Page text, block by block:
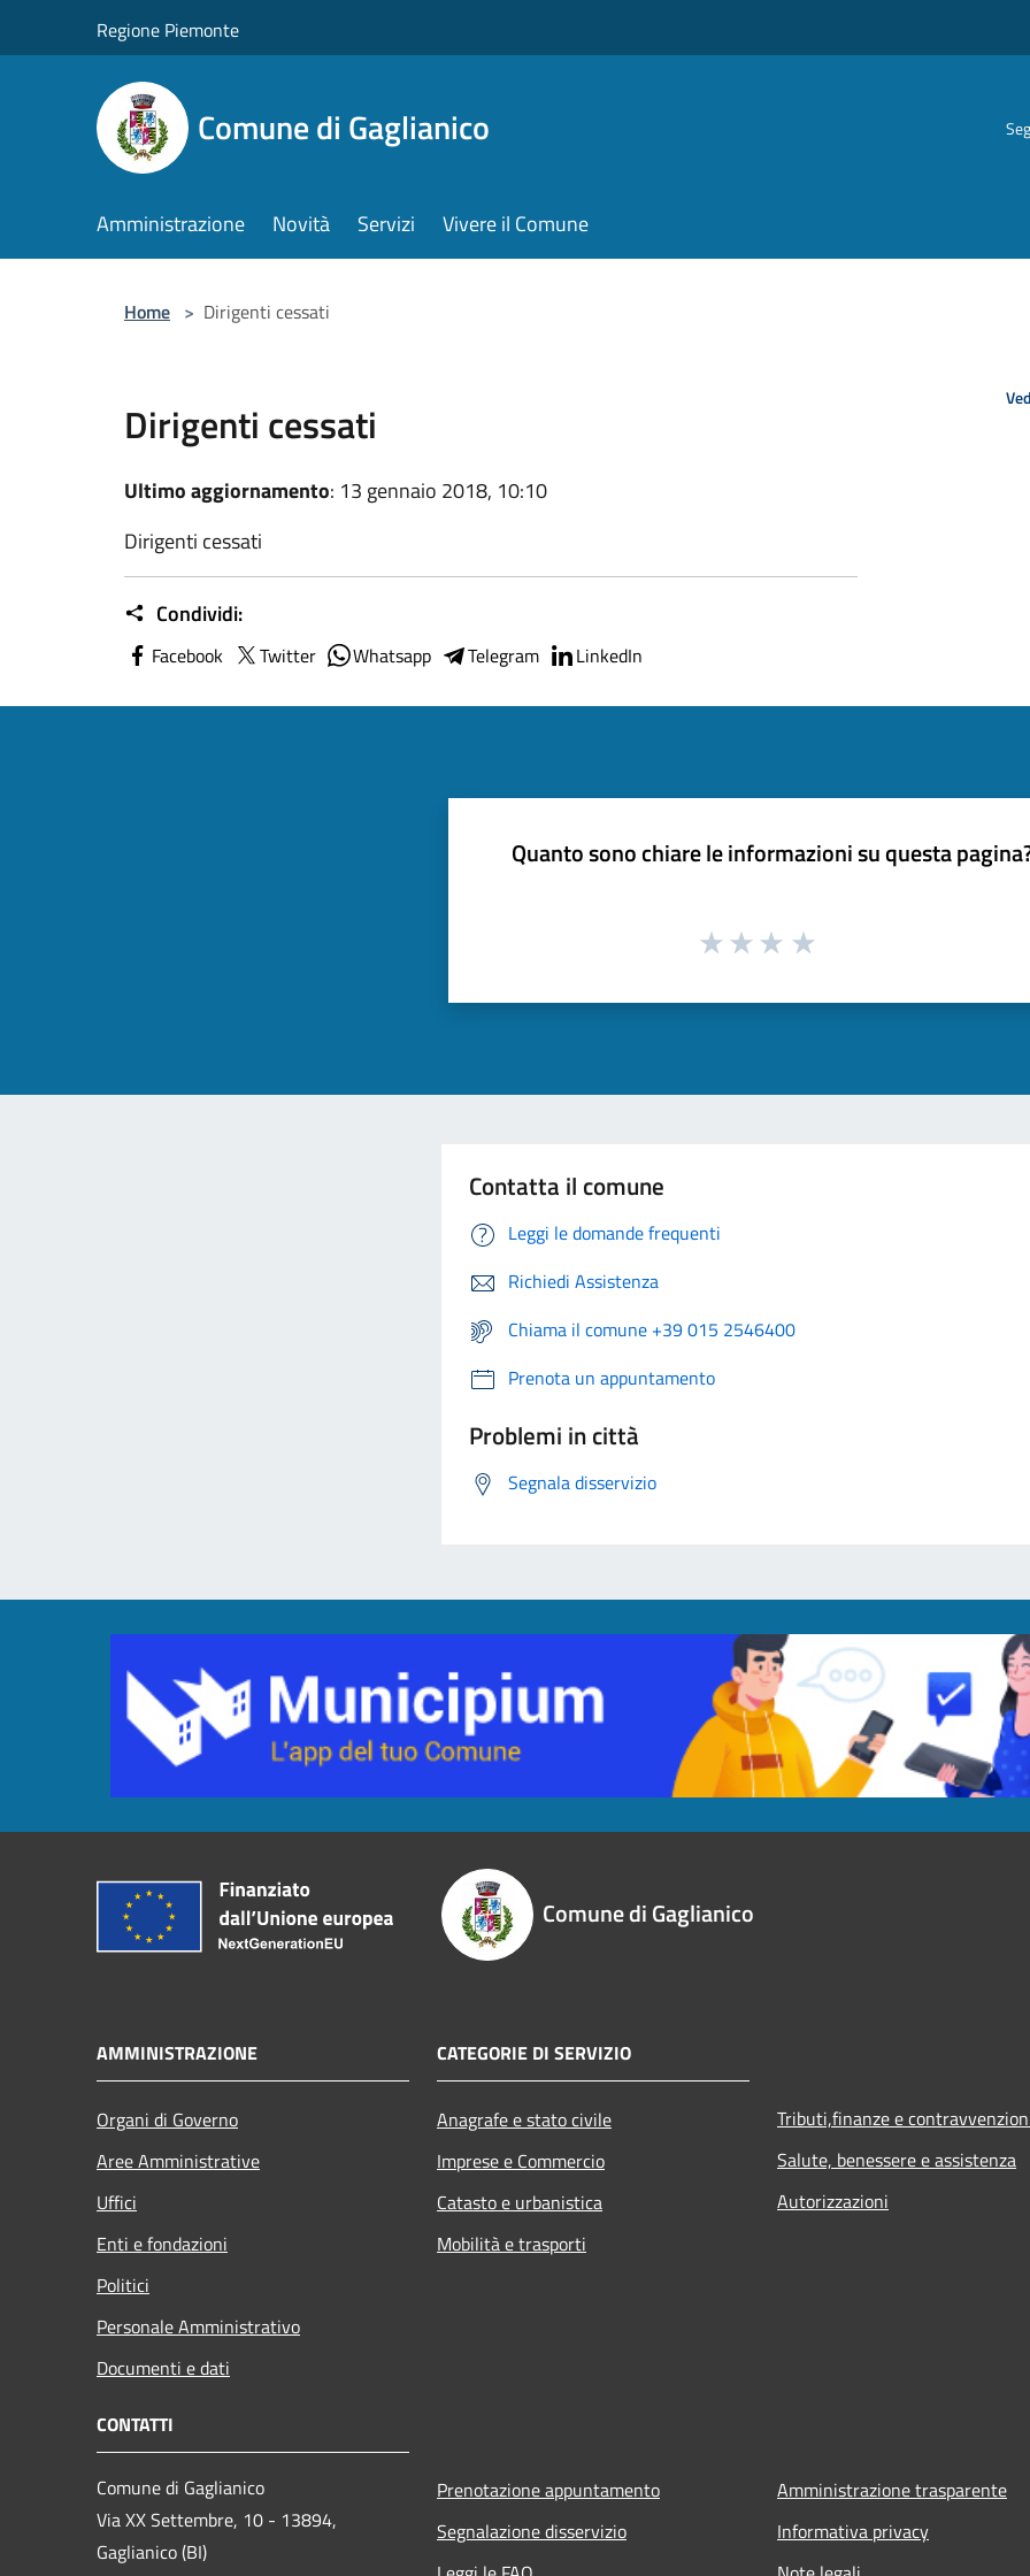
Regione Piemonte
Comune di Gaglianico
Amministrazione Novità Servizi Vivere il Comune
Home > Dirigenti cessati
Dirigenti cessati
Ultimo aggiornamento: 13 gennaio 2018, 10:10
Dirigenti cessati
Condividi:
Facebook Twitter Whatsapp Telegram LinkedIn
Quanto sono chiare le informazioni su questa
Contatta il comune
Leggi le domande frequenti
Richiedi Assistenza
Chiama il comune +39 015 2546400
Prenota un appuntamento
Problemi in città
Segnala disservizio
Comune di Gaglianico
AMMINISTRAZIONE
Organi di Governo
Aree Amministrative
Uffici
Enti e fondazioni
Politici
Personale Amministrativo
Documenti e dati
CATEGORIE DI SERVIZIO
Anagrafe e stato civile
Imprese e Commercio
Catasto e urbanistica
Mobilità e trasporti
Tributi,finanze e
Salute, benessere e assistenza
Autorizzazioni
CONTATTI
Comune di Gaglianico
Via XX Settembre, 10 - 13894,
Gaglianico (BI)
Prenotazione appuntamento
Segnalazione disservizio
Amministrazione trasparente
Informativa privacy